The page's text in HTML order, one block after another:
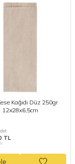
Kağıdı Düz 250gr
12x28x6,5cm
TL